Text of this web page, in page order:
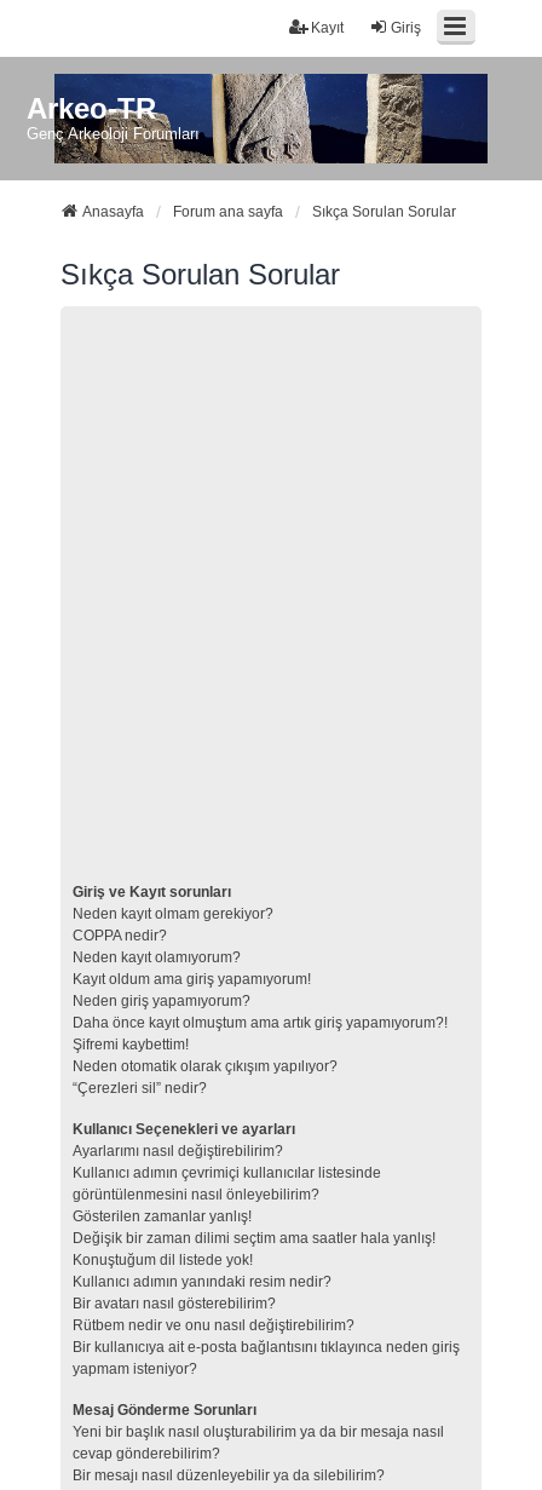
Giriş
Kayıt
Arkeo-TR
Genç Arkeoloji Forumları
Anasayfa Forum ana sayfa Sıkça Sorulan Sorular
Sıkça Sorulan Sorular
Giriş ve Kayıt sorunları
Neden kayıt olmam gerekiyor?
COPPA nedir?
Neden kayıt olamıyorum?
Kayıt oldum ama giriş yapamıyorum!
Neden giriş yapamıyorum?
Daha önce kayıt olmuştum ama artık giriş yapamıyorum?!
Şifremi kaybettim!
Neden otomatik olarak çıkışım yapılıyor?
“Çerezleri sil” nedir?
Kullanıcı Seçenekleri ve ayarları
Ayarlarımı nasıl değiştirebilirim?
Kullanıcı adımın çevrimiçi kullanıcılar listesinde
görüntülenmesini nasıl önleyebilirim?
Gösterilen zamanlar yanlış!
Değişik bir zaman dilimi seçtim ama saatler hala yanlış!
Konuştuğum dil listede yok!
Kullanıcı adımın yanındaki resim nedir?
Bir avatarı nasıl gösterebilirim?
Rütbem nedir ve onu nasıl değiştirebilirim?
Bir kullanıcıya ait e-posta bağlantısını tıklayınca neden giriş
yapmam isteniyor?
Mesaj Gönderme Sorunları
Yeni bir başlık nasıl oluşturabilirim ya da bir mesaja nasıl
cevap gönderebilirim?
Bir mesajı nasıl düzenleyebilir ya da silebilirim?